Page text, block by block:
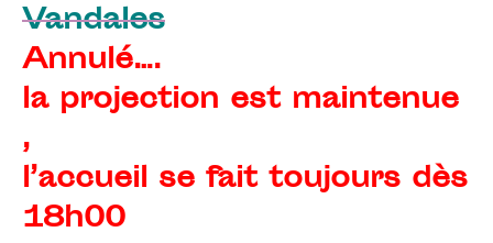
Vandales
Annulé….
la projection est maintenue
,
l’accueil se fait toujours dès
18h00